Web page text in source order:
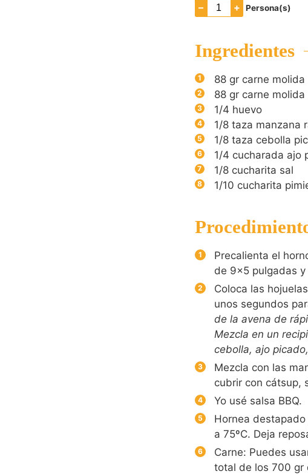
– + Persona(s)
Ingredientes
88 gr carne molida
88 gr carne
1/4 huevo
1/8 taza manzana
1/8 taza cebolla
1/4 cucharada ajo
1/8 cucharita sal
1/10 cucharita
Precalienta el
de 9×5 pulgadas
Coloca las
unos segundos
de la avena de
Mezcla en un
cebolla, ajo
Mezcla con las
cubrir con cátsup,
Yo usé salsa BBQ.
Hornea
a 75ºC. Deja
Carne: Puedes
total de los 700 gr